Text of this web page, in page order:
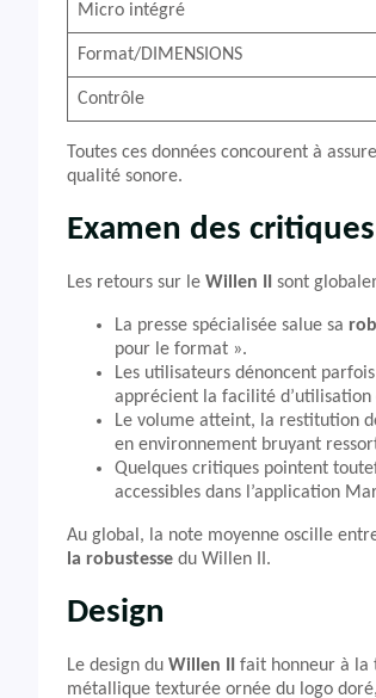
Micro intégré
Format/DIMENSIONS
Contrôle
Toutes ces données concourent à
qualité sonore.
Examen des
Les retours sur le Willen II sont
La presse spécialisée salue sa
pour le format ».
Les utilisateurs dénoncent
apprécient la facilité d’utilisation
Le volume atteint, la restitution
en environnement bruyant
Quelques critiques pointent
accessibles dans l’application
Au global, la note moyenne oscille
la robustesse du Willen II.
Design
Le design du Willen II fait honneur à la
métallique texturée ornée du logo